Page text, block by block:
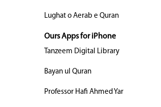
Lughat o Aerab e Quran
Ours Apps for iPhone
Tanzeem Digital Library
Bayan ul Quran
Professor Hafi Ahmed Yar